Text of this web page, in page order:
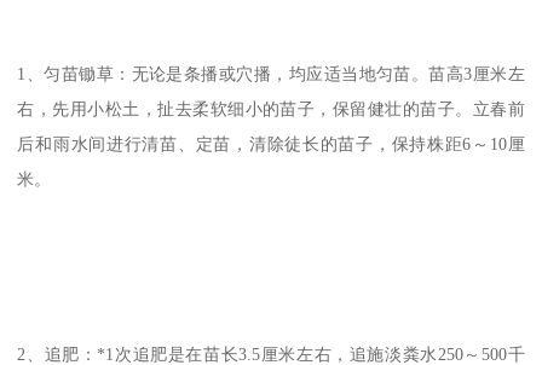
1、匀苗锄草：无论是条播或穴播，均应适当地匀苗。苗高3厘米左
右，先用小松土，扯去柔软细小的苗子，保留健壮的苗子。立春前
后和雨水间进行清苗、定苗，清除徒长的苗子，保持株距6～10厘
米。
2、追肥：*1次追肥是在苗长3.5厘米左右，追施淡粪水250～500千